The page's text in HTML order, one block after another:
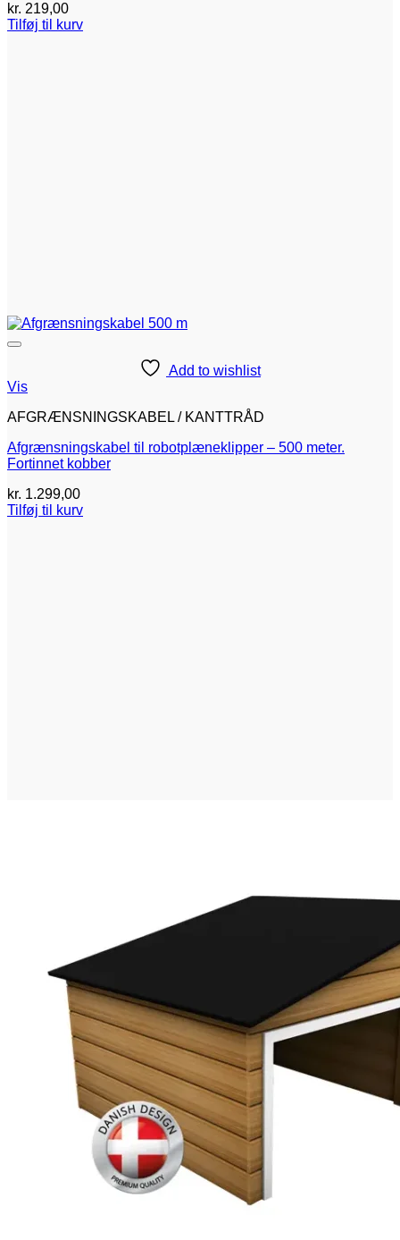
kr. 219,00
Tilføj til kurv
Add to wishlist
Vis
AFGRÆNSNINGSKABEL / KANTTRÅD
Afgrænsningskabel til robotplæneklipper – 500 meter.
Fortinnet kobber
kr. 1.299,00
Tilføj til kurv